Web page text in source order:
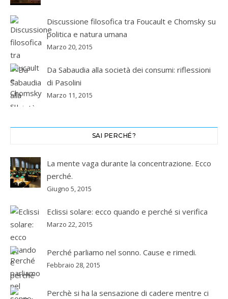
Discussione filosofica tra Foucault e Chomsky su
politica e natura umana
Marzo 20, 2015
Da Sabaudia alla società dei consumi: riflessioni
di Pasolini
Marzo 11, 2015
SAI PERCHÉ?
La mente vaga durante la concentrazione. Ecco
perché.
Giugno 5, 2015
Eclissi solare: ecco quando e perché si verifica
Marzo 22, 2015
Perché parliamo nel sonno. Cause e rimedi.
Febbraio 28, 2015
Perchè si ha la sensazione di cadere mentre ci